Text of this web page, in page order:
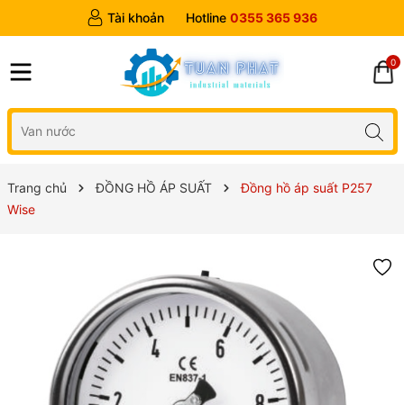
Tài khoản Hotline 0355 365 936
0
Trang chủ ĐỒNG HỒ ÁP SUẤT
Đồng hồ áp suất P257
Wise